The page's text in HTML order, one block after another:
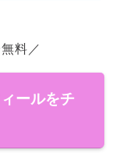
料／
ールをチ